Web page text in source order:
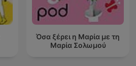
Όσα ξέρει η Μαρία με τη
Μαρία Σολωμού